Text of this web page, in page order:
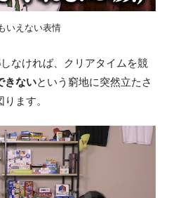
いえない表情
しなければ、クリアタイムを競
きないという窮地に突然立たさ
ます。